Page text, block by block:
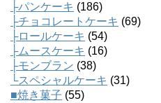
├パンケーキ (186)
├チョコレートケーキ (69)
├ロールケーキ (54)
├ムースケーキ (16)
├モンブラン (38)
└スペシャルケーキ (31)
■焼き菓子 (55)